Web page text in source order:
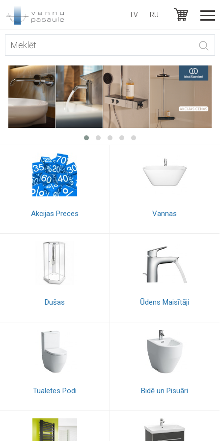
LV RU
Akcijas Preces Vannas
Dušas Ūdens Maisītāji
Tualetes Podi Bidē un Pisuāri